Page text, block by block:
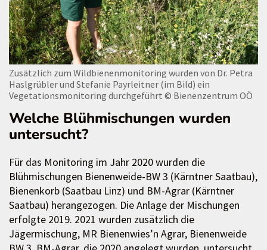
Zusätzlich zum Wildbienenmonitoring wurden von Dr. Petra
Haslgrübler und Stefanie Payrleitner (im Bild) ein
Vegetationsmonitoring durchgeführt © Bienenzentrum OÖ
Welche Blühmischungen wurden
untersucht?
Für das Monitoring im Jahr 2020 wurden die
Blühmischungen Bienenweide-BW 3 (Kärntner Saatbau),
Bienenkorb (Saatbau Linz) und BM-Agrar (Kärntner
Saatbau) herangezogen. Die Anlage der Mischungen
erfolgte 2019. 2021 wurden zusätzlich die
Jägermischung, MR Bienenwies’n Agrar, Bienenweide